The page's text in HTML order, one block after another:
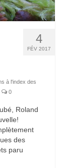
4
FÉV 2017
à l'index des
0
Roland
des
paru